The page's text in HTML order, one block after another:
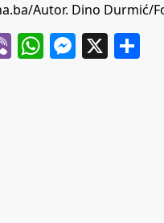
Autor. Dino Durmić/
ViberWhatsApp
X